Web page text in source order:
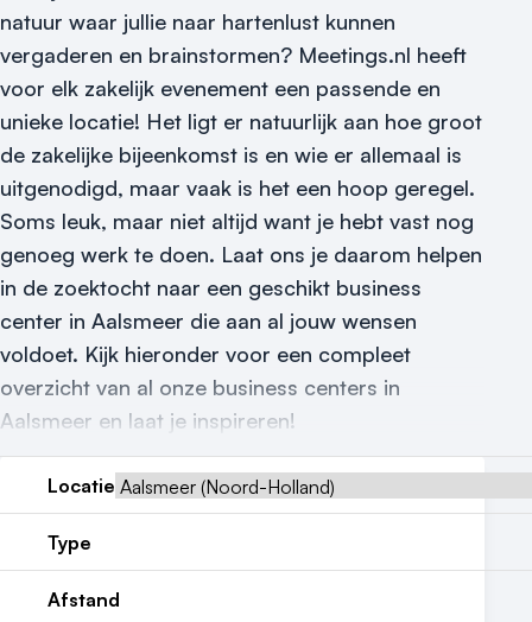
Vraag locatie aan
Locatiegids
Meld locatie aan
Nieuws
Reviews (5⭐️)
Contact
natuur waar jullie naar hartenlust kunnen
vergaderen en brainstormen? Meetings.nl heeft
voor elk zakelijk evenement een passende en
unieke locatie! Het ligt er natuurlijk aan hoe groot
de zakelijke bijeenkomst is en wie er allemaal is
uitgenodigd, maar vaak is het een hoop geregel.
Soms leuk, maar niet altijd want je hebt vast nog
genoeg werk te doen. Laat ons je daarom helpen
in de zoektocht naar een geschikt business
center in Aalsmeer die aan al jouw wensen
voldoet. Kijk hieronder voor een compleet
overzicht van al onze business centers in
Aalsmeer en laat je inspireren!
Locatie
Type
Afstand